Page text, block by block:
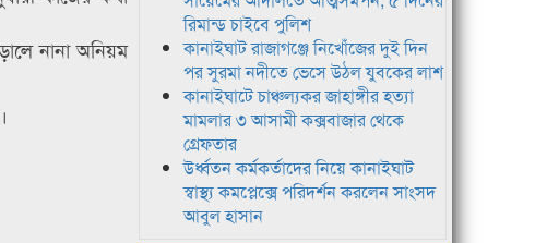
নানা অনিয়ম
রিমান্ড চাইবে পুলিশ
কানাইঘাট রাজাগঞ্জে নিখোঁজের দুই দিন
পর সুরমা নদীতে ভেসে উঠল যুবকের লাশ
কানাইঘাটে চাঞ্চল্যকর জাহাঙ্গীর হত্যা
মামলার ৩ আসামী কক্সবাজার থেকে
গ্রেফতার
উর্ধ্বতন কর্মকর্তাদের নিয়ে কানাইঘাট
স্বাস্থ্য কমপ্লেক্সে পরিদর্শন করলেন সাংসদ
আবুল হাসান